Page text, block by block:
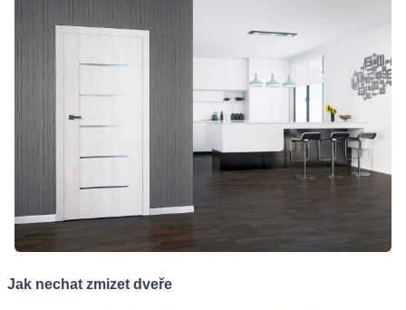
Jak nechat zmizet dveře